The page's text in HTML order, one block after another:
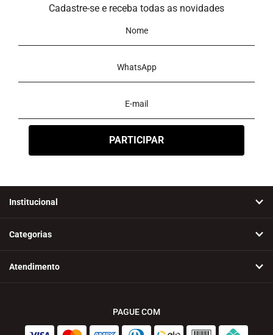
Cadastre-se e receba todas as novidades
Institucional
Categorias
Atendimento
PAGUE COM